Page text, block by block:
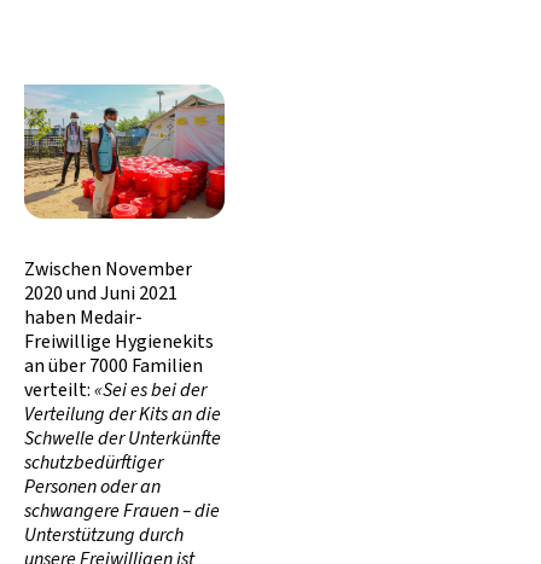
Zwischen November
2020 und Juni 2021
haben Medair-
Freiwillige Hygienekits
an über 7000 Familien
verteilt:«Sei es bei der
Verteilung der Kits an die
Schwelle der Unterkünfte
schutzbedürftiger
Personen oder an
schwangere Frauen – die
Unterstützung durch